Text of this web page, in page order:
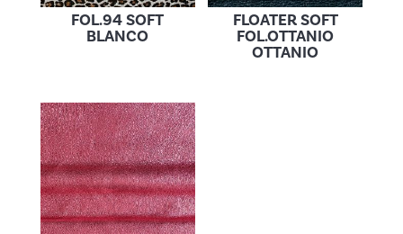
FOL.94 SOFT
BLANCO
FLOATER SOFT
FOL.OTTANIO
OTTANIO